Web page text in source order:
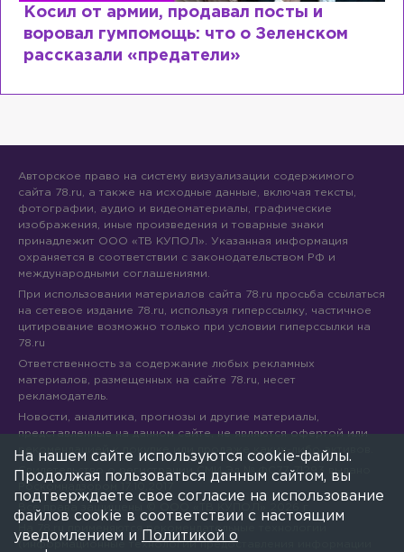
Рыдает из-за мужа, но опять флиртует с
Лазаревым: как Лера Кудрявцева
сходит с ума
Авторское право на систему визуализации содержимого
сайта 78.ru, а также на исходные данные, включая тексты,
фотографии, аудио и видеоматериалы, графические
изображения, иные произведения и товарные знаки
принадлежит ООО «ТВ КУПОЛ». Указанная информация
охраняется в соответствии с законодательством РФ и
международными соглашениями.
При использовании материалов сайта 78.ru просьба ссылаться
на сетевое издание 78.ru, используя гиперссылку, частичное
цитирование возможно только при условии гиперссылки на
78.ru
Ответственность за содержание любых рекламных
материалов, размещенных на сайте 78.ru, несет
рекламодатель.
Новости, аналитика, прогнозы и другие материалы,
представленные на данном сайте, не являются офертой или
рекомендацией к покупке или продаже каких-либо активов.
Свидетельство о регистрации СМИ Эл № ФС77-71293 выдано
Все права защищены © ООО «ТВ КУПОЛ»
На 78.ru применяются рекомендательные технологии
(информационные технологии предоставления информации
На нашем сайте используются cookie-файлы.
Продолжая пользоваться данным сайтом, вы
подтверждаете свое согласие на использование
файлов cookie в соответствии с настоящим
уведомлением и
Политикой о